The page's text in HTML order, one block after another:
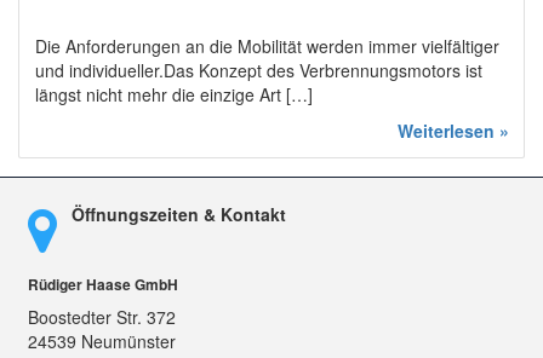
Die Anforderungen an die Mobilität werden immer vielfältiger
und individueller.Das Konzept des Verbrennungsmotors ist
längst nicht mehr die einzige Art […]
Weiterlesen »
Öffnungszeiten & Kontakt
Rüdiger Haase GmbH
Boostedter Str. 372
24539 Neumünster